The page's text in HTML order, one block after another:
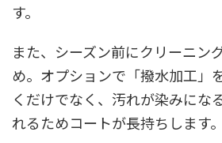
す。
また、シーズン前にクリーニン
め。オプションで「撥水加工」
くだけでなく、汚れが染みにな
れるためコートが長持ちします。